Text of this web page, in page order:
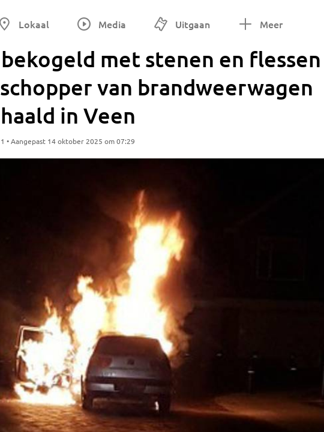
Lokaal Media Uitgaan Meer
met stenen en flessen
van brandweerwagen
in Veen
• Aangepast 14 oktober 2025 om 07:29